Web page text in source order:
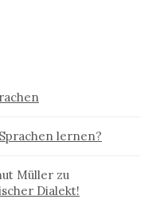
lernen?
Müller zu
Dialekt!